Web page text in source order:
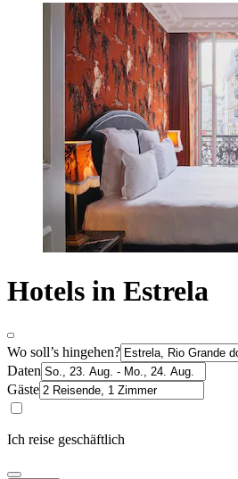
Hotels in Estrela
Wo soll’s hingehen?
Daten
Gäste
Ich reise geschäftlich